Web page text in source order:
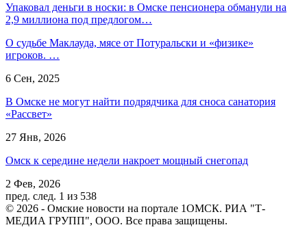
Упаковал деньги в носки: в Омске пенсионера обманули на
2,9 миллиона под предлогом…
О судьбе Маклауда, мясе от Потуральски и «физике»
игроков. …
6 Сен, 2025
В Омске не могут найти подрядчика для сноса санатория
«Рассвет»
27 Янв, 2026
Омск к середине недели накроет мощный снегопад
2 Фев, 2026
пред. след. 1 из 538
© 2026 - Омские новости на портале 1ОМСК. РИА "Т-
МЕДИА ГРУПП", ООО. Все права защищены.